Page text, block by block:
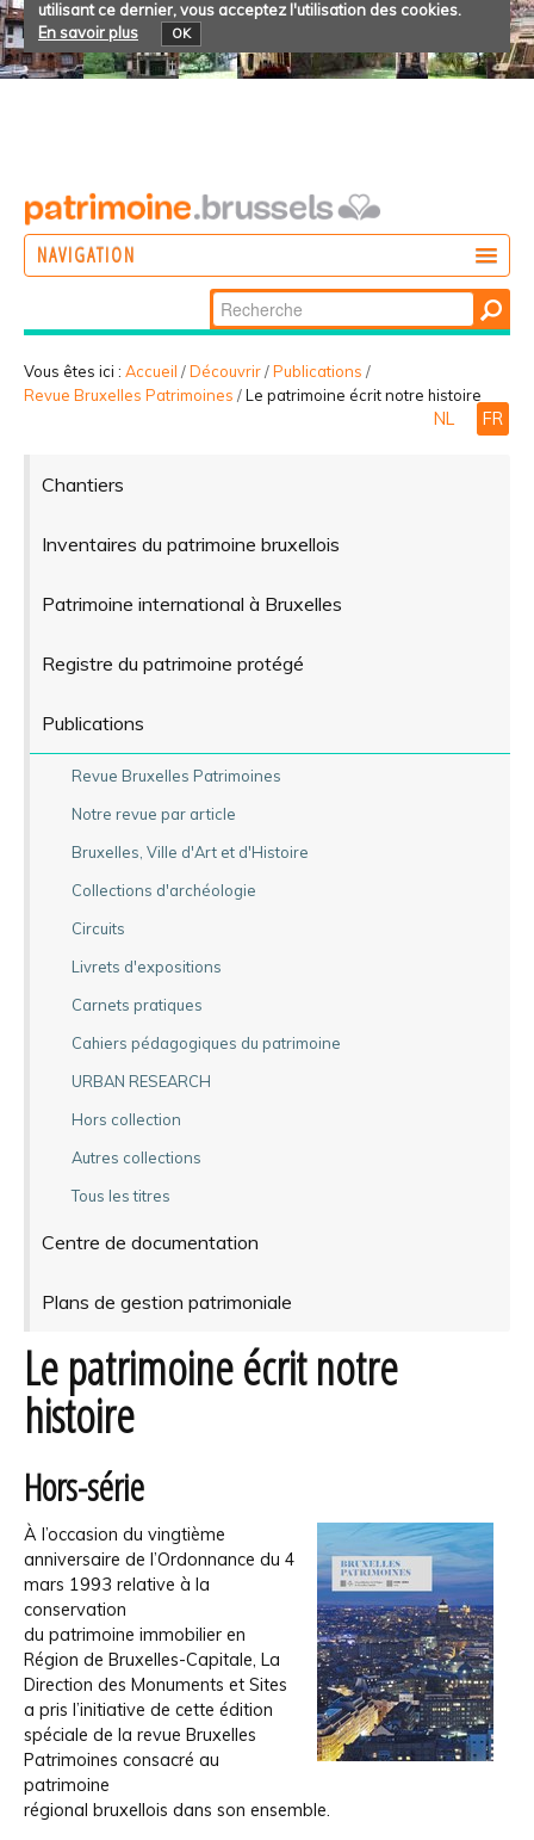
utilisant ce dernier, vous acceptez l'utilisation des cookies.
En savoir plus
OK
NAVIGATION
PARTICIPER
Chercher par
Recherche
avancée…
Vous êtes ici : Accueil /Découvrir/Publications /
Revue Bruxelles Patrimoines /Le patrimoine écrit notre histoire
NL FR
Chantiers
Inventaires du patrimoine bruxellois
Patrimoine international à Bruxelles
Registre du patrimoine protégé
Publications
Revue Bruxelles Patrimoines
Notre revue par article
Bruxelles, Ville d'Art et d'Histoire
Collections d'archéologie
Circuits
Livrets d'expositions
Carnets pratiques
Cahiers pédagogiques du patrimoine
URBAN RESEARCH
Hors collection
Autres collections
Tous les titres
Centre de documentation
Plans de gestion patrimoniale
Le patrimoine écrit notre
histoire
Hors-série
À l’occasion du vingtième
anniversaire de l’Ordonnance du 4
mars 1993 relative à la
conservation
du patrimoine immobilier en
Région de Bruxelles-Capitale, La
Direction des Monuments et Sites
a pris l’initiative de cette édition
spéciale de la revue Bruxelles
Patrimoines consacré au
patrimoine
régional bruxellois dans son ensemble.